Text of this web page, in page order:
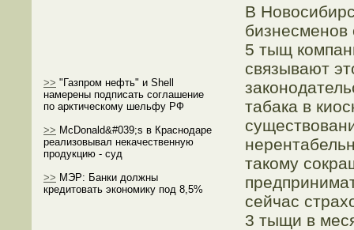
>> "Газпром нефть" и Shell
намерены подписать соглашение
по арктическому шельфу РФ
>> McDonald&#039;s в Краснодаре
реализовывал некачественную
продукцию - суд
>> МЭР: Банки должны
кредитовать экономику под 8,5%
В
бизнесменов
5 тыщ
связывают
табака в
такому
сейчас
3 тыщи в